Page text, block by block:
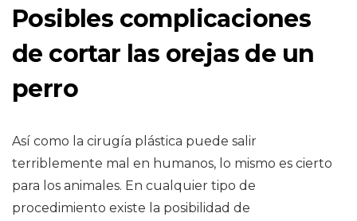
Posibles complicaciones
de cortar las orejas de un
perro
Así como la cirugía plástica puede salir
terriblemente mal en humanos, lo mismo es cierto
para los animales. En cualquier tipo de
procedimiento existe la posibilidad de